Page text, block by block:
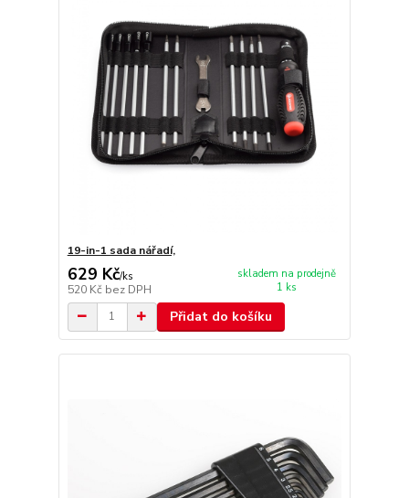
19-in-1 sada nářadí,
629 Kč/ks
520 Kč bez DPH
skladem na prodejně
1 ks
Přidat do košíku